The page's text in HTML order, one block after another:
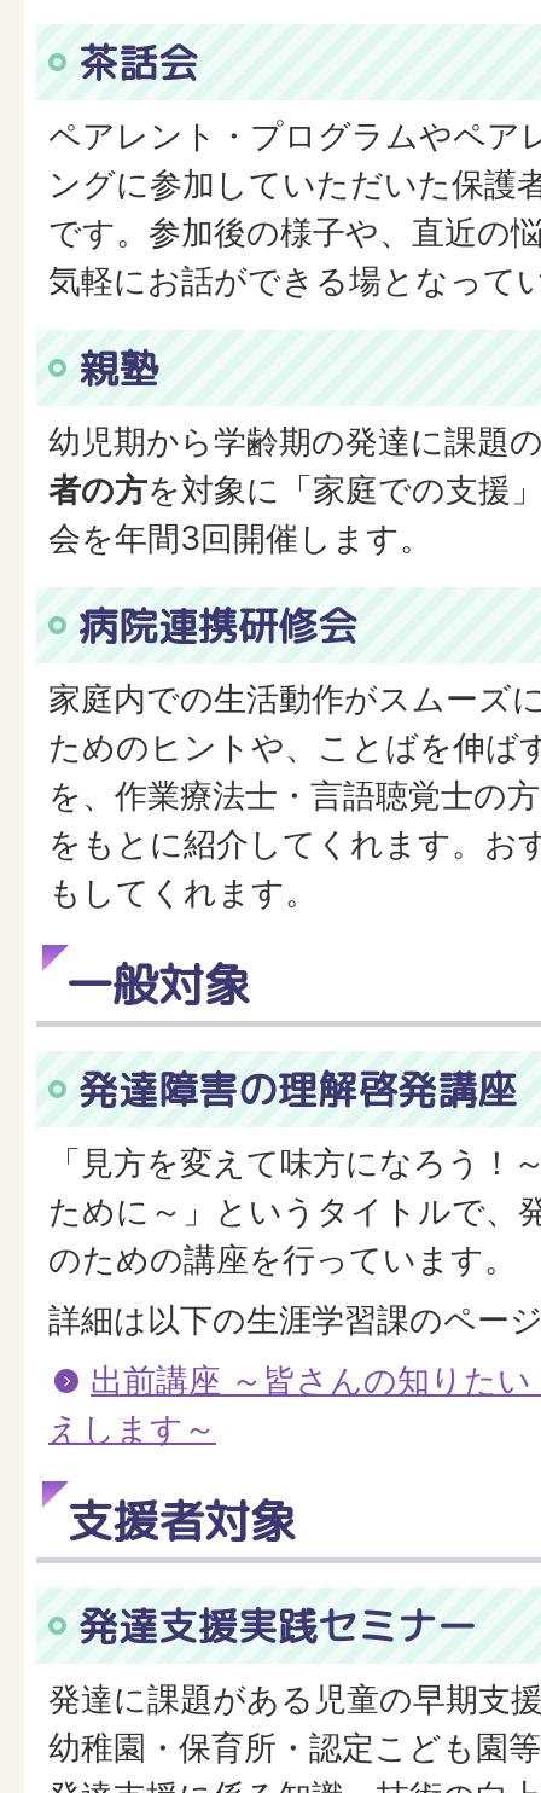
茶話会
ペアレント・プログラムやペア
ングに参加していただいた保護
です。参加後の様子や、直近の
気軽にお話ができる場となって
親塾
幼児期から学齢期の発達に課題
者の方を対象に「家庭での支援
会を年間3回開催します。
病院連携研修会
家庭内での生活動作がスムーズ
ためのヒントや、ことばを伸ば
を、作業療法士・言語聴覚士の
をもとに紹介してくれます。お
もしてくれます。
一般対象
発達障害の理解啓発講座
「見方を変えて味方になろう！
ために～」というタイトルで、
のための講座を行っています。
詳細は以下の生涯学習課のペー
出前講座 ～皆さんの知りた
えします～
支援者対象
発達支援実践セミナー
発達に課題がある児童の早期支
幼稚園・保育所・認定こども園